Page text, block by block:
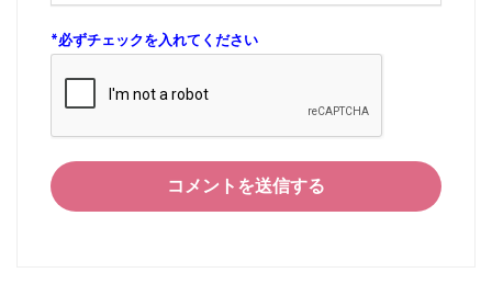
*必ずチェックを入れてください
コメントを送信する